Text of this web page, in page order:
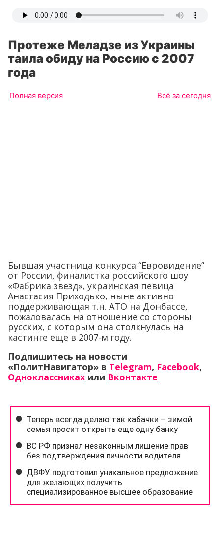
Протеже Меладзе из Украины
таила обиду на Россию с 2007
года
Полная версия Всё за сегодня
Бывшая участница конкурса “Евровидение”
от России, финалистка российского шоу
«Фабрика звезд», украинская певица
Анастасия Приходько, ныне активно
поддерживающая т.н. АТО на Донбассе,
пожаловалась на отношение со стороны
русских, с которым она столкнулась на
кастинге еще в 2007-м году.
Подпишитесь на новости
«ПолитНавигатор» в Telegram, Facebook,
Одноклассниках или Вконтакте